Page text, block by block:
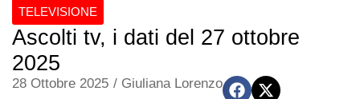
TELEVISIONE
Ascolti tv, i dati del 27 ottobre
2025
28 Ottobre 2025 / Giuliana Lorenzo